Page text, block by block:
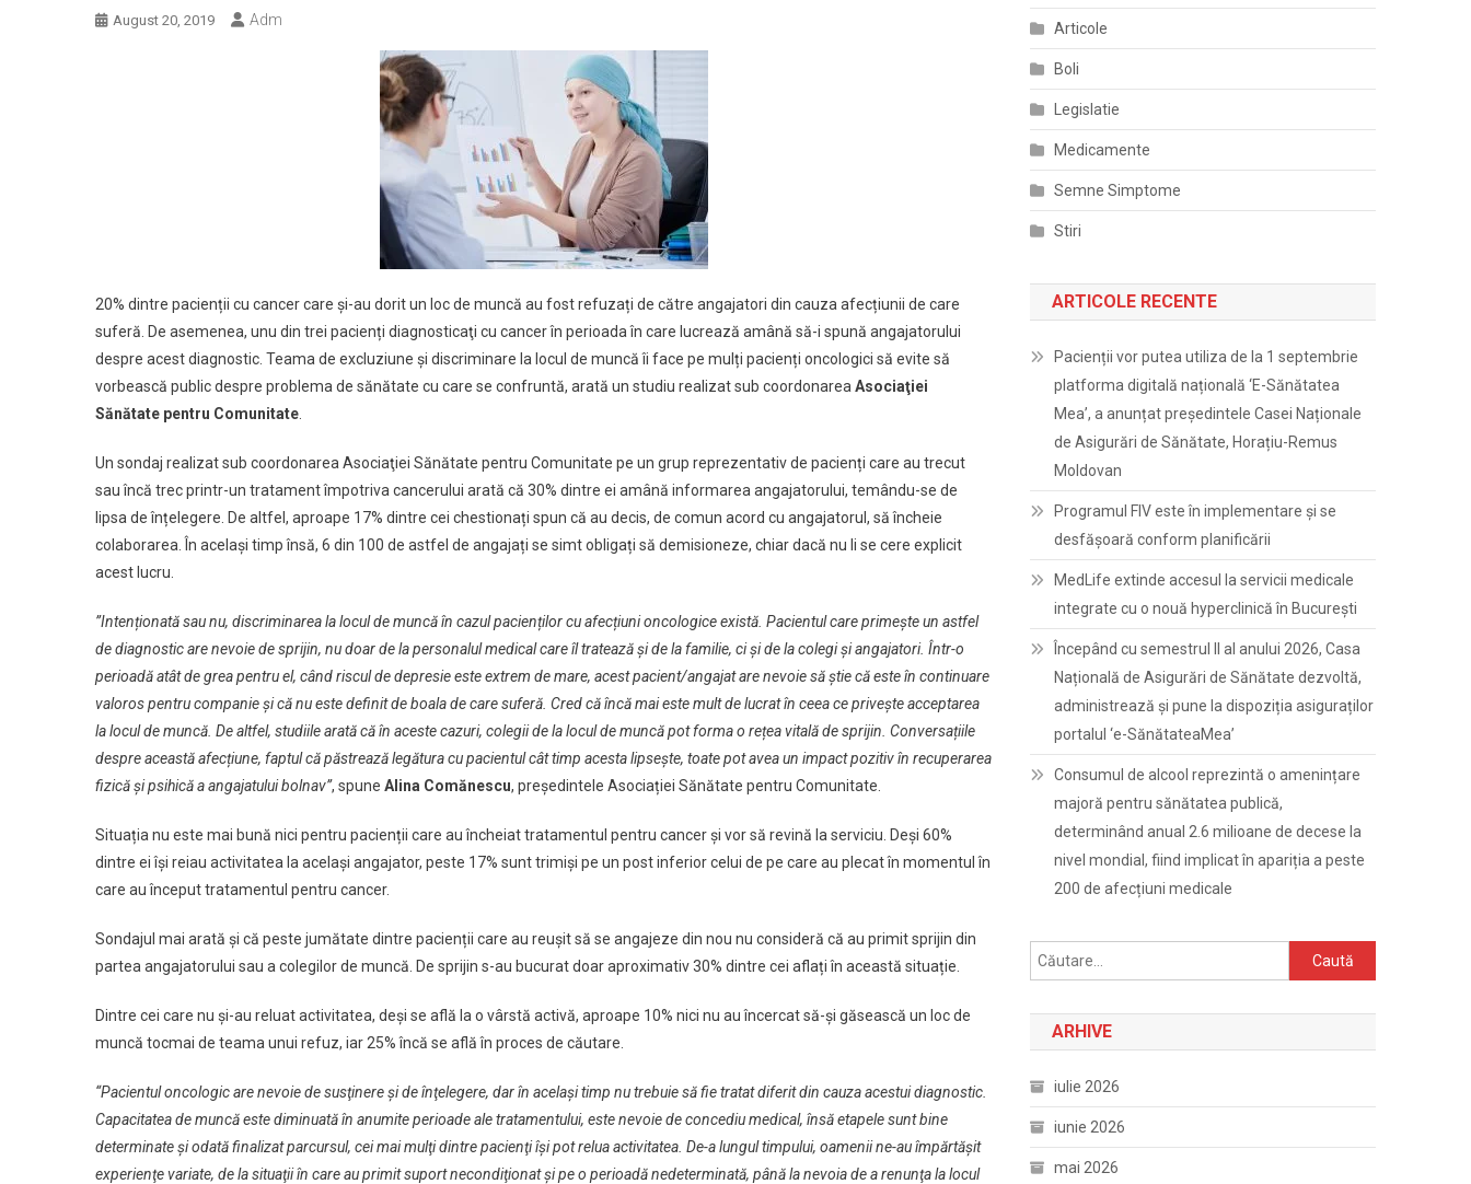
August 20, 2019 Adm
20% dintre pacienții cu cancer care și-au dorit un loc de muncă au fost refuzați de către angajatori din cauza afecțiunii de care
suferă. De asemenea, unu din trei pacienți diagnosticaţi cu cancer în perioada în care lucrează amână să-i spună angajatorului
despre acest diagnostic. Teama de excluziune și discriminare la locul de muncă îi face pe mulți pacienți oncologici să evite să
vorbească public despre problema de sănătate cu care se confruntă, arată un studiu realizat sub coordonarea Asociaţiei
Sănătate pentru Comunitate
Un sondaj realizat sub coordonarea Asociaţiei Sănătate pentru Comunitate pe un grup reprezentativ de pacienți care au trecut
sau încă trec printr-un tratament împotriva cancerului arată că 30% dintre ei amână informarea angajatorului, temându-se de
lipsa de înțelegere. De altfel, aproape 17% dintre cei chestionați spun că au decis, de comun acord cu angajatorul, să încheie
colaborarea. În același timp însă, 6 din 100 de astfel de angajați se simt obligați să demisioneze, chiar dacă nu li se cere explicit
acest lucru.
”Intenționată sau nu, discriminarea la locul de muncă în cazul pacienților cu afecțiuni oncologice există. Pacientul care primește un astfel
de diagnostic are nevoie de sprijin, nu doar de la personalul medical care îl tratează și de la familie, ci și de la colegi și angajatori. Într-o
perioadă atât de grea pentru el, când riscul de depresie este extrem de mare, acest pacient/angajat are nevoie să știe că este în continuare
valoros pentru companie și că nu este definit de boala de care suferă. Cred că încă mai este mult de lucrat în ceea ce privește acceptarea
la locul de muncă. De altfel, studiile arată că în aceste cazuri, colegii de la locul de muncă pot forma o rețea vitală de sprijin. Conversațiile
despre această afecțiune, faptul că păstrează legătura cu pacientul cât timp acesta lipsește, toate pot avea un impact pozitiv în recuperarea
fizică și psihică a angajatului bolnav”, spune Alina Comănescu, președintele Asociației Sănătate pentru Comunitate.
Situația nu este mai bună nici pentru pacienții care au încheiat tratamentul pentru cancer și vor să revină la serviciu. Deși 60%
dintre ei își reiau activitatea la același angajator, peste 17% sunt trimiși pe un post inferior celui de pe care au plecat în momentul în
care au început tratamentul pentru cancer.
Sondajul mai arată și că peste jumătate dintre pacienții care au reușit să se angajeze din nou nu consideră că au primit sprijin din
partea angajatorului sau a colegilor de muncă. De sprijin s-au bucurat doar aproximativ 30% dintre cei aflați în această situație.
Dintre cei care nu și-au reluat activitatea, deși se află la o vârstă activă, aproape 10% nici nu au încercat să-și găsească un loc de
muncă tocmai de teama unui refuz, iar 25% încă se află în proces de căutare.
“Pacientul oncologic are nevoie de susţinere şi de înţelegere, dar în acelaşi timp nu trebuie să fie tratat diferit din cauza acestui diagnostic.
Capacitatea de muncă este diminuată în anumite perioade ale tratamentului, este nevoie de concediu medical, însă etapele sunt bine
determinate şi odată finalizat parcursul, cei mai mulţi dintre pacienţi îşi pot relua activitatea. De-a lungul timpului, oamenii ne-au împărtăşit
experienţe variate, de la situaţii în care au primit suport necondiţionat şi pe o perioadă nedeterminată, până la nevoia de a renunţa la locul
Articole
Boli
Legislatie
Medicamente
Semne Simptome
Stiri
ARTICOLE RECENTE
Pacienții vor putea utiliza de la 1 septembrie
platforma digitală națională ‘E-Sănătatea
Mea’, a anunțat președintele Casei Naționale
de Asigurări de Sănătate, Horațiu-Remus
Moldovan
Programul FIV este în implementare și se
desfășoară conform planificării
MedLife extinde accesul la servicii medicale
integrate cu o nouă hyperclinică în București
Începând cu semestrul II al anului 2026, Casa
Națională de Asigurări de Sănătate dezvoltă,
administrează și pune la dispoziția asiguraților
portalul ‘e-SănătateaMea’
Consumul de alcool reprezintă o amenințare
majoră pentru sănătatea publică,
determinând anual 2.6 milioane de decese la
nivel mondial, fiind implicat în apariția a peste
200 de afecțiuni medicale
Caută
după:
ARHIVE
iulie 2026
iunie 2026
mai 2026